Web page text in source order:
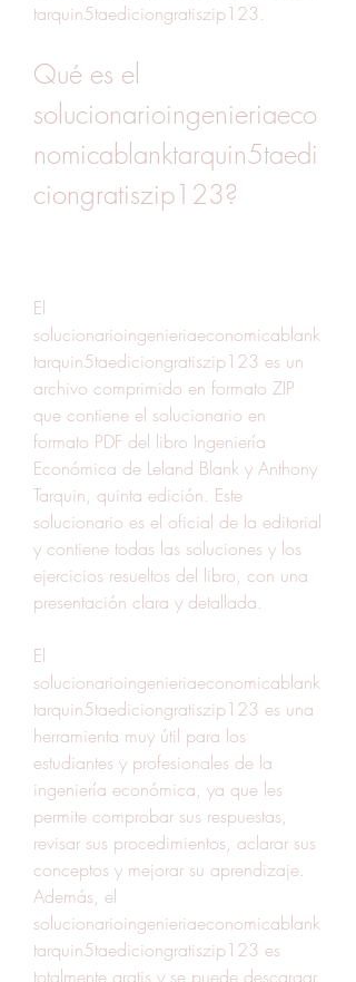
tarquin5taediciongratiszip123.
Qué es el
solucionarioingenieriaeco
nomicablanktarquin5taedi
ciongratiszip123?
El
solucionarioingenieriaeconomicablank
tarquin5taediciongratiszip123 es un
archivo comprimido en formato ZIP
que contiene el solucionario en
formato PDF del libro Ingeniería
Económica de Leland Blank y Anthony
Tarquin, quinta edición. Este
solucionario es el oficial de la editorial
y contiene todas las soluciones y los
ejercicios resueltos del libro, con una
presentación clara y detallada.
El
solucionarioingenieriaeconomicablank
tarquin5taediciongratiszip123 es una
herramienta muy útil para los
estudiantes y profesionales de la
ingeniería económica, ya que les
permite comprobar sus respuestas,
revisar sus procedimientos, aclarar sus
conceptos y mejorar su aprendizaje.
Además, el
solucionarioingenieriaeconomicablank
tarquin5taediciongratiszip123 es
totalmente gratis y se puede descargar